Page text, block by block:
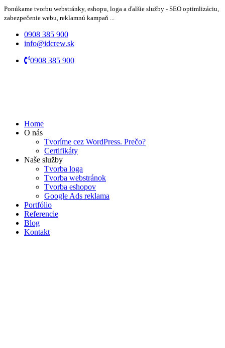
Ponúkame tvorbu webstránky, eshopu, loga a ďalšie služby - SEO optimlizáciu,
zabezpečenie webu, reklamnú kampaň ...
0908 385 900
info@idcrew.sk
0908 385 900
Home
O nás
Tvoríme cez WordPress. Prečo?
Certifikáty
Naše služby
Tvorba loga
Tvorba webstránok
Tvorba eshopov
Google Ads reklama
Portfólio
Referencie
Blog
Kontakt